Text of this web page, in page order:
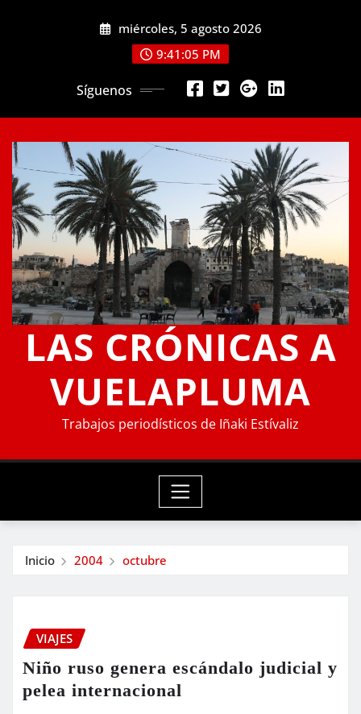
miércoles, 5 agosto 2026
9:41:06 PM
Síguenos
LAS CRÓNICAS A
VUELAPLUMA
Trabajos periodísticos de Iñaki Estívaliz
Inicio 2004 octubre
VIAJES
Niño ruso genera escándalo judicial y
pelea internacional